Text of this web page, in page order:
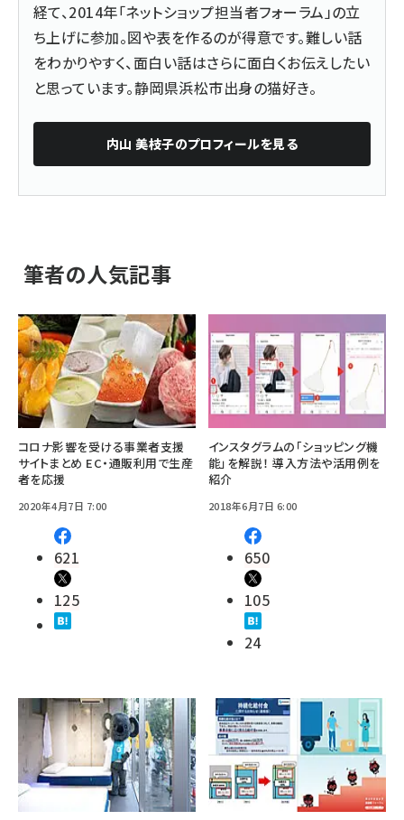
経て、2014年「ネットショップ担当者フォーラム」の立
ち上げに参加。図や表を作るのが得意です。難しい話
をわかりやすく、面白い話はさらに面白くお伝えしたい
と思っています。静岡県浜松市出身の猫好き。
内山 美枝子のプロフィールを見る
筆者の人気記事
コロナ影響を受ける事業者支援
サイトまとめ EC・通販利用で生産
者を応援
2020年4月7日 7:00
621
125
インスタグラムの「ショッピング機
能」を解説！ 導入方法や活用例を
紹介
2018年6月7日 6:00
650
105
24